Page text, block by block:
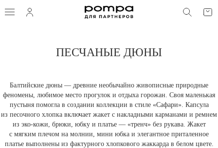
ПЕСЧАНЫЕ ДЮНЫ
Балтийские дюны — древние необычайно живописные природные
феномены, любимое место прогулок и отдыха горожан. Своя маленькая
пустыня помогла в создании коллекции в стиле «Сафари». Капсула
из песочного хлопка включает жакет с накладными карманами и ремнем
из эко-кожи, брюки, юбку и платье — «тренч» без рукава. Жакет
с мягким плечом на молнии, мини юбка и элегантное приталенное
платье выполнены из фактурного хлопкового жаккарда в белом цвете.
ФИЛЬТРЫ И СОРТИРОВКА
ЦВЕТ
ПОКАЗАТЬ